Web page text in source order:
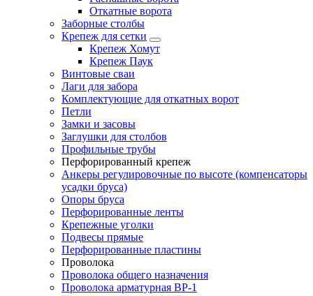
Откатные ворота
Заборные столбы
Крепеж для сетки
Крепеж Хомут
Крепеж Паук
Винтовые сваи
Лаги для забора
Комплектующие для откатных ворот
Петли
Замки и засовы
Заглушки для столбов
Профильные трубы
Перфорированный крепеж
Анкеры регулировочные по высоте (компенсаторы
усадки бруса)
Опоры бруса
Перфорированные ленты
Крепежные уголки
Подвесы прямые
Перфорированные пластины
Проволока
Проволока общего назначения
Проволока арматурная ВР-1